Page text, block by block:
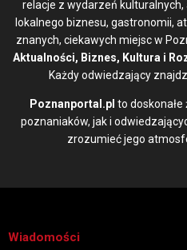
relacje z wydarzeń
lokalnego biznesu, gastronomii,
znanych, ciekawych miejsc w
Aktualności, Biznes, Kultura i
Każdy odwiedzający
Poznanportal.pl to doskonałe
poznaniaków, jak i
zrozumieć jego
Wiadomości